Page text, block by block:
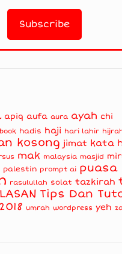
apiq aufa aura ayah chi
hadis haji hari lahir
kosong jimat kata
mak malaysia masjid
palestin prompt ai puasa
rasulullah solat tazkirah
Tips Dan
umrah wordpress yeh